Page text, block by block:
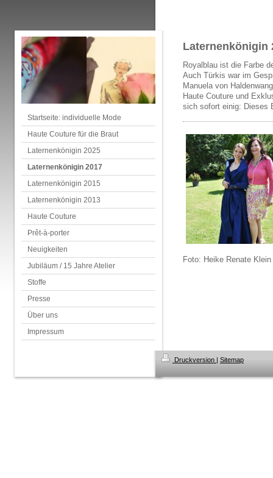
Startseite: individuelle Mode
Haute Couture für die Braut
Laternenkönigin 2025
Laternenkönigin 2017
Laternenkönigin 2015
Laternenkönigin 2013
Haute Couture
Prêt-à-porter
Neuigkeiten
Jubiläum / 15 Jahre Atelier
Stoffe
Presse
Über uns
Impressum
Laternenkönigin
Royalblau ist die Farbe
Auch Türkis war im
Manuela von
Haute Couture und
sich sofort einig: Dieses
Foto: Heike Renate Klein
Druckversion | Sitemap